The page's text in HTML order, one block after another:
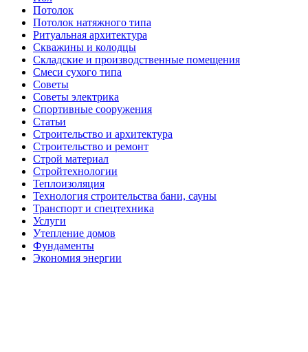
Потолок
Потолок натяжного типа
Ритуальная архитектура
Скважины и колодцы
Складские и производственные помещения
Смеси сухого типа
Советы
Советы электрика
Спортивные сооружения
Статьи
Строительство и архитектура
Строительство и ремонт
Строй материал
Стройтехнологии
Теплоизоляция
Технология строительства бани, сауны
Транспорт и спецтехника
Услуги
Утепление домов
Фундаменты
Экономия энергии